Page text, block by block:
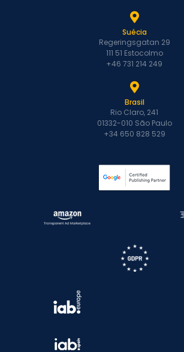
Suécia
Regeringsgatan 29
111 51 Estocolmo
+46 731 214 249
Brasil
Rio Claro, 241
01332-010 São Paulo
+34 650 828 529